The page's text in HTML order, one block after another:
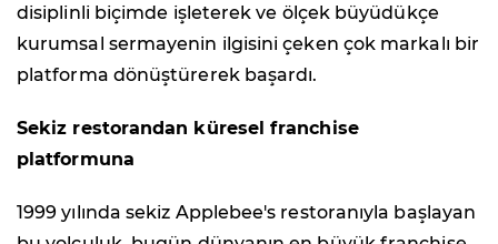
disiplinli biçimde işleterek ve ölçek büyüdükçe
kurumsal sermayenin ilgisini çeken çok markalı bir
platforma dönüştürerek başardı.
Sekiz restorandan küresel franchise
platformuna
1999 yılında sekiz Applebee's restoranıyla başlayan